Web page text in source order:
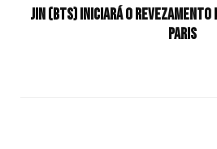
Jin (BTS) iniciará o
Paris